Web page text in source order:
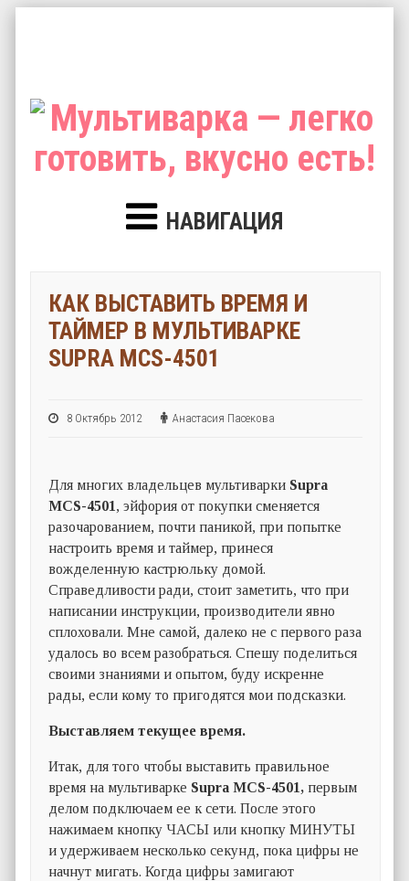
НАВИГАЦИЯ
КАК ВЫСТАВИТЬ ВРЕМЯ И
ТАЙМЕР В МУЛЬТИВАРКЕ
SUPRA MCS-4501
8 Октябрь 2012 Анастасия Пасекова
Для многих владельцев мультиварки Supra
MCS-4501, эйфория от покупки сменяется
разочарованием, почти паникой, при попытке
настроить время и таймер, принеся
вожделенную кастрюльку домой.
Справедливости ради, стоит заметить, что при
написании инструкции, производители явно
сплоховали. Мне самой, далеко не с первого раза
удалось во всем разобраться. Спешу поделиться
своими знаниями и опытом, буду искренне
рады, если кому то пригодятся мои подсказки.
Выставляем текущее время.
Итак, для того чтобы выставить правильное
время на мультиварке Supra MCS-4501,первым
делом подключаем ее к сети. После этого
нажимаем кнопку ЧАСЫ или кнопку МИНУТЫ
и удерживаем несколько секунд, пока цифры не
начнут мигать. Когда цифры замигают